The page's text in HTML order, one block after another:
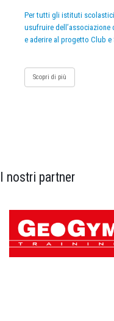
Per tutti gli istituti scolastici
usufruire dell’associazione
e aderire al progetto Club e
Scopri di più
I nostri partner